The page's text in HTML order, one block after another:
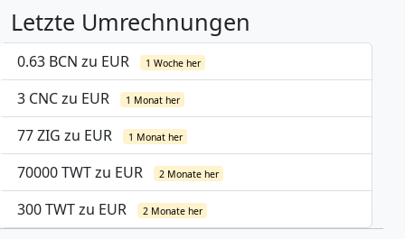
Letzte Umrechnungen
0.63 BCN zu EUR 1 Woche her
3 CNC zu EUR 1 Monat her
77 ZIG zu EUR 1 Monat her
70000 TWT zu EUR 2 Monate her
300 TWT zu EUR 2 Monate her